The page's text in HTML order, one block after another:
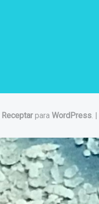
Receptarpara WordPress. |